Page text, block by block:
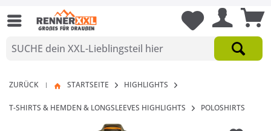
ZURÜCK | STARTSEITE HIGHLIGHTS
T-SHIRTS & HEMDEN & LONGSLEEVES HIGHLIGHTS POLOSHIRTS